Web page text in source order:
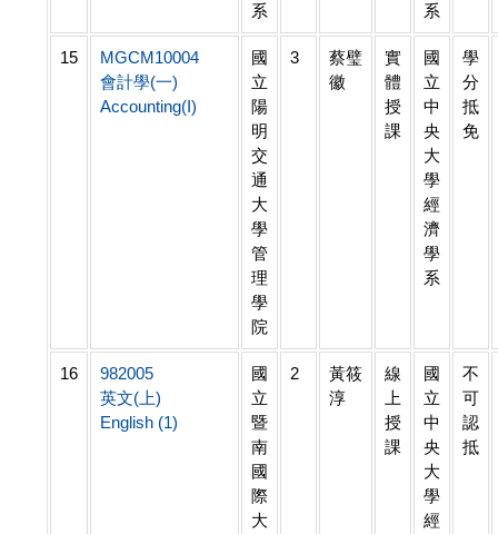
系
系
15
MGCM10004
會計學(一)
Accounting(I)
國
立
陽
明
交
通
大
學
管
理
學
院
3
蔡璧
徽
實
體
授
課
國
立
中
央
大
學
經
濟
學
系
學
分
抵
免
16
982005
英文(上)
English (1)
國
立
暨
南
國
際
大
2
黃筱
淳
線
上
授
課
國
立
中
央
大
學
經
不
可
認
抵